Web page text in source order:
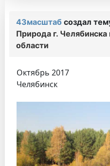
43масштаб создал
Природа г.
области
Октябрь 2017
Челябинск